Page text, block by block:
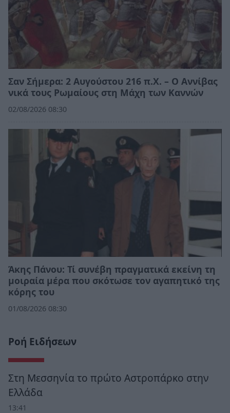
Σαν Σήμερα: 2 Αυγούστου 216 π.Χ. – Ο Αννίβας
νικά τους Ρωμαίους στη Μάχη των Καννών
02/08/2026 08:30
Άκης Πάνου: Τί συνέβη πραγματικά εκείνη τη
μοιραία μέρα που σκότωσε τον αγαπητικό της
κόρης του
01/08/2026 08:30
Ροή Ειδήσεων
Στη Μεσσηνία το πρώτο Αστροπάρκο στην
Ελλάδα
13:41